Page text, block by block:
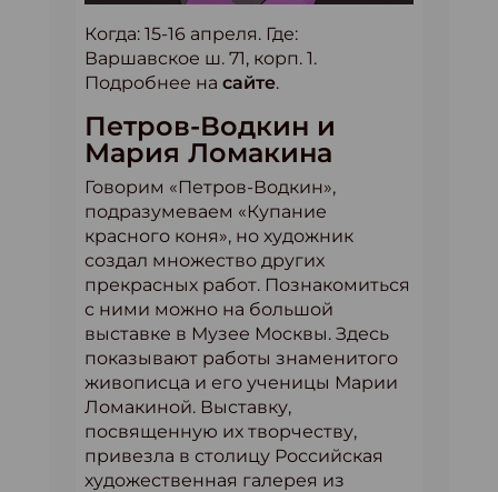
Когда: 15-16 апреля. Где:
Варшавское ш. 71, корп. 1.
Подробнее на сайте.
Петров-Водкин и
Мария Ломакина
Говорим «Петров-Водкин»,
подразумеваем «Купание
красного коня», но художник
создал множество других
прекрасных работ. Познакомиться
с ними можно на большой
выставке в Музее Москвы. Здесь
показывают работы знаменитого
живописца и его ученицы Марии
Ломакиной. Выставку,
посвященную их творчеству,
привезла в столицу Российская
художественная галерея из